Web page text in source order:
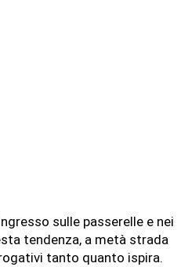
sulle passerelle e nei
tendenza, a metà strada
tanto quanto ispira.